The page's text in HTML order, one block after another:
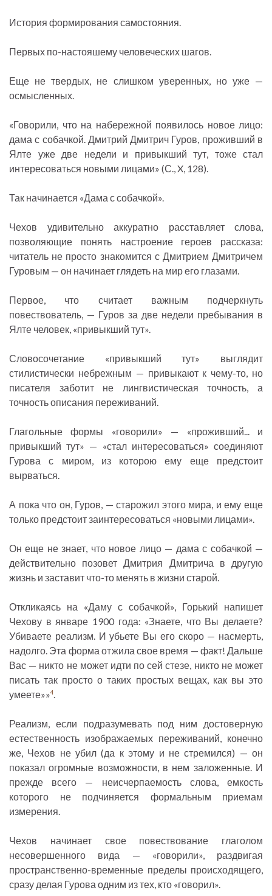
История формирования самостояния.
Первых по-настояшему человеческих шагов.
Еще не твердых, не слишком уверенных, но уже —
осмысленных.
«Говорили, что на набережной появилось новое лицо:
дама с собачкой. Дмитрий Дмитрич Гуров, проживший в
Ялте уже две недели и привыкший тут, тоже стал
интересоваться новыми лицами» (С., X, 128).
Так начинается «Дама с собачкой».
Чехов удивительно аккуратно расставляет слова,
позволяющие понять настроение героев рассказа:
читатель не просто знакомится с Дмитрием Дмитричем
Гуровым — он начинает глядеть на мир его глазами.
Первое, что считает важным подчеркнуть
повествователь, — Гуров за две недели пребывания в
Ялте человек, «привыкший тут».
Словосочетание «привыкший тут» выглядит
стилистически небрежным — привыкают к чему-то, но
писателя заботит не лингвистическая точность, а
точность описания переживаний.
Глагольные формы «говорили» — «проживший... и
привыкший тут» — «стал интересоваться» соединяют
Гурова с миром, из которою ему еще предстоит
вырваться.
А пока что он, Гуров, — старожил этого мира, и ему еще
только предстоит заинтересоваться «новыми лицами».
Он еще не знает, что новое лицо — дама с собачкой —
действительно позовет Дмитрия Дмитрича в другую
жизнь и заставит что-то менять в жизни старой.
Откликаясь на «Даму с собачкой», Горький напишет
Чехову в январе 1900 года: «Знаете, что Вы делаете?
Убиваете реализм. И убьете Вы его скоро — насмерть,
надолго. Эта форма отжила свое время — факт! Дальше
Вас — никто не может идти по сей стезе, никто не может
писать так просто о таких простых вещах, как вы это
умеете»»4
Реализм, если подразумевать под ним достоверную
естественность изображаемых переживаний, конечно
же, Чехов не убил (да к этому и не стремился) — он
показал огромные возможности, в нем заложенные. И
прежде всего — неисчерпаемость слова, емкость
которого не подчиняется формальным приемам
измерения.
Чехов начинает свое повествование глаголом
несовершенного вида — «говорили», раздвигая
пространственно-временные пределы происходящего,
сразу делая Гурова одним из тех, кто «говорил».